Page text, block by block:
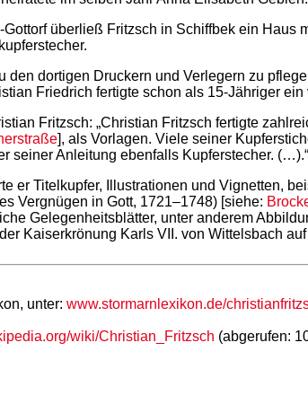
überließ Fritzsch in Schiffbek ein Haus
den dortigen Druckern und Verlegern zu
Friedrich fertigte schon als 15-Jähriger
Fritzsch: „Christian Fritzsch fertigte
], als Vorlagen. Viele seiner
seiner Anleitung ebenfalls Kupferstecher.
er Titelkupfer, Illustrationen und Vignetten,
Vergnügen in Gott, 1721–1748) [siehe:
Gelegenheitsblätter, unter anderem
Kaiserkrönung Karls VII. von Wittelsbach
unter: www.stormarnlexikon.de/
wiki/Christian_Fritzsch (abgerufen: